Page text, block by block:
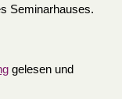
Seminarhauses.
gelesen und